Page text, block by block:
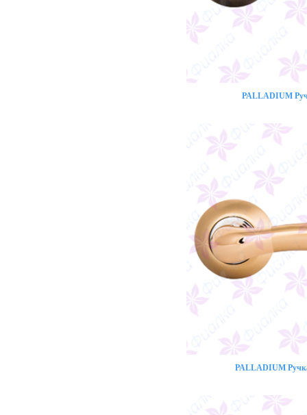
PALLADIUM
PALLADIUM